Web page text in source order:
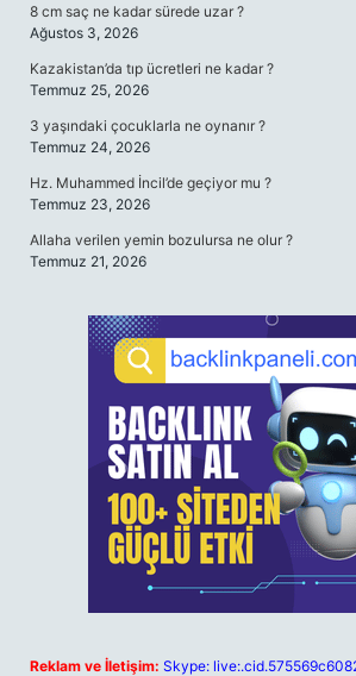
8 cm saç ne kadar sürede uzar ?
Ağustos 3, 2026
Kazakistan’da tıp ücretleri ne kadar ?
Temmuz 25, 2026
3 yaşındaki çocuklarla ne oynanır ?
Temmuz 24, 2026
Hz. Muhammed İncil’de geçiyor mu ?
Temmuz 23, 2026
Allaha verilen yemin bozulursa ne olur ?
Temmuz 21, 2026
Reklam ve İletişim: Skype: